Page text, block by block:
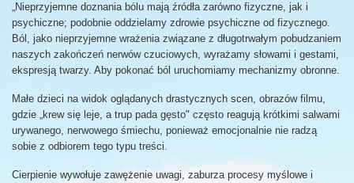
„Nieprzyjemne doznania bólu mają źródła zarówno fizyczne, jak i
psychiczne; podobnie oddzielamy zdrowie psychiczne od fizycznego.
Ból, jako nieprzyjemne wrażenia związane z długotrwałym pobudzaniem
naszych zakończeń nerwów czuciowych, wyrażamy słowami i gestami,
ekspresją twarzy. Aby pokonać ból uruchomiamy mechanizmy obronne.
Małe dzieci na widok oglądanych drastycznych scen, obrazów filmu,
gdzie „krew się leje, a trup pada gęsto" często reagują krótkimi salwami
urywanego, nerwowego śmiechu, ponieważ emocjonalnie nie radzą
sobie z odbiorem tego typu treści.
Cierpienie wywołuje zawężenie uwagi, zaburza procesy myślowe i